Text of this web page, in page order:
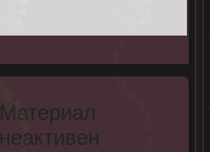
Материал
неактивен